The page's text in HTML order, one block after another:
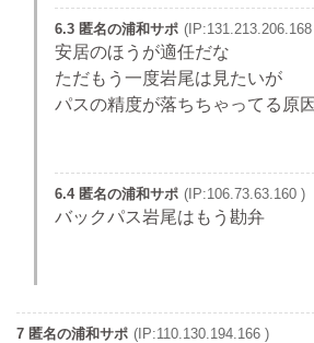
6.3 匿名の浦和サポ
安居のほうが適任だな
ただもう一度岩尾は見たいが
パスの精度が落ちちゃってる原
6.4 匿名の浦和サポ (IP:106.73.63.160 )
バックパス岩尾はもう勘弁
7 匿名の浦和サポ (IP:110.130.194.166 )